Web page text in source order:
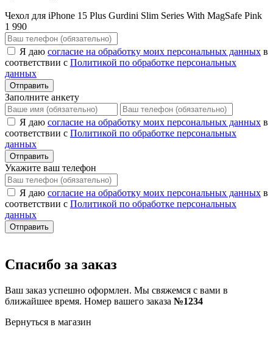
Чехол для iPhone 15 Plus Gurdini Slim Series With MagSafe Pink
1 990
Я даю согласие на обработку моих персональных данных в
соответствии с Политикой по обработке персональных
данных
Отправить
Заполните анкету
Я даю согласие на обработку моих персональных данных в
соответствии с Политикой по обработке персональных
данных
Отправить
Укажите ваш телефон
Я даю согласие на обработку моих персональных данных в
соответствии с Политикой по обработке персональных
данных
Отправить
Спасибо за заказ
Ваш заказ успешно оформлен. Мы свяжемся с вами в
ближайшее время. Номер вашего заказа №1234
Вернуться в магазин